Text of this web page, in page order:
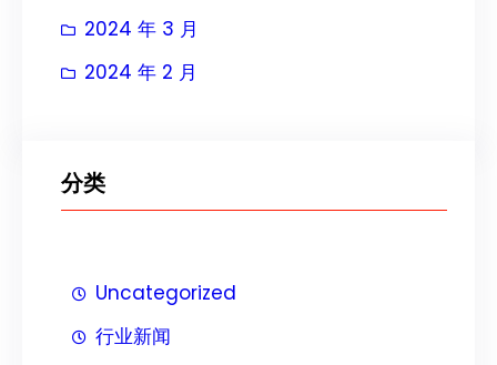
2024 年 3 月
2024 年 2 月
分类
Uncategorized
行业新闻